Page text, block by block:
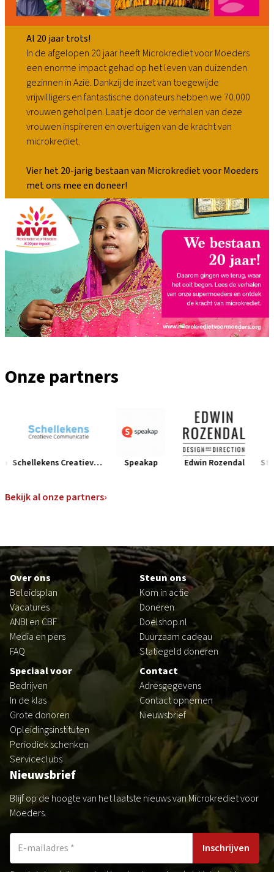
Al 20 jaar trots!
In de afgelopen 20 jaar heeft Microkrediet voor Moeders
een enorme impact gehad op het leven van duizenden
gezinnen in Azië. Dankzij de inzet van toegewijde
vrijwilligers en fantastische donateurs hebben we 70.000
vrouwen geholpen. Laat je door de verhalen van deze
vrouwen inspireren en overtuigen van de kracht van
microkrediet.
Vier het 20-jarig bestaan van Microkrediet voor Moeders
met ons mee en doneer!
Onze partners
Schellekens Creatieve Communicaties Speakap Edwin Rozendal
Namasté Reizen
Schellekens Creatieve Communicaties
Studio Pompe
DLA Piper
LOT of Illustrations
VDMi
LAB voor Leiders
Bekijk al onze partners›
Footer
Over ons
Beleidsplan
Vacatures
ANBI en CBF
Media en pers
FAQ
Steun ons
Kom in actie
Doneren
Doelshop.nl
Duurzaam cadeau
Statiegeld doneren
Speciaal voor
Bedrijven
In de klas
Grote donoren
Opleidingsinstituten
Periodiek schenken
Serviceclubs
Contact
Adresgegevens
Contact opnemen
Nieuwsbrief
Nieuwsbrief
Blijf op de hoogte van het laatste nieuws van Microkrediet voor
Moeders.
Inschrijven